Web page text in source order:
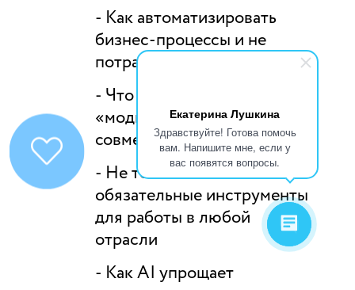
Екатерина Лушкина
Здравствуйте! Готова помочь
вам. Напишите мне, если у
вас появятся вопросы.
- Как автоматизировать
бизнес-процессы и не
потратить кучу денег
- Что нужно знать о
«модных» методах
совместной работы
- Не только excel и email:
обязательные инструменты
для работы в любой
отрасли
- Как AI упрощает